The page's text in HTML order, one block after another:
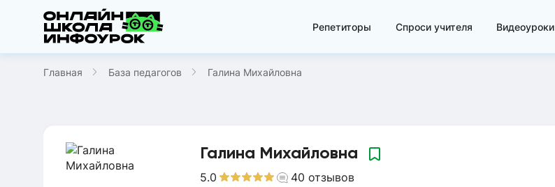
Репетиторы Спроси учителя Видеоуроки
Главная База педагогов Галина Михайловна
Галина Михайловна
5.0 40 отзывов